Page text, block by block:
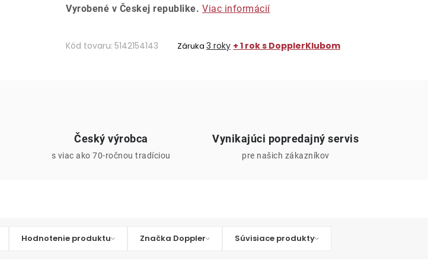
Vyrobené v Českej republike. Viac informácií
Kód tovaru: 5142154143 Záruka 3 roky + 1 rok s DopplerKlubom
Český výrobca
s viac ako 70-ročnou tradíciou
Vynikajúci popredajný servis
pre našich zákazníkov
Hodnotenie produktu Značka Doppler Súvisiace produkty